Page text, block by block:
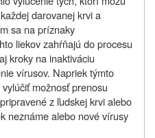
darovanej krvi a
sa na príznaky
liekov zahŕňajú do procesu
kroky na inaktiváciu
vírusov. Napriek týmto
možnosť prenosu
z ľudskej krvi alebo
neznáme alebo nové vírusy